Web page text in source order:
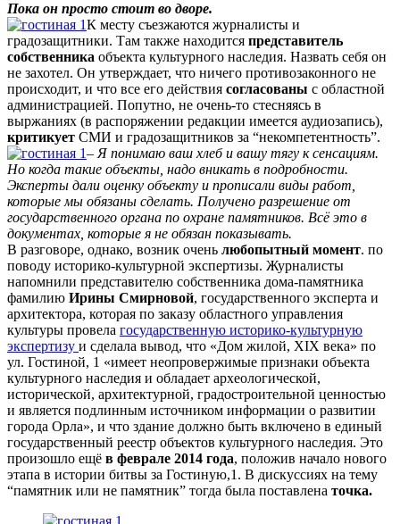
Пока он просто стоит во дворе.
К месту съезжаются журналисты и
градозащитники. Там также находится представитель
собственника объекта культурного наследия. Назвать себя он
не захотел. Он утверждает, что ничего противозаконного не
происходит, и что все его действия согласованы с областной
администрацией. Попутно, не очень-то стесняясь в
выржаниях (в распоряжении редакции имеется аудиозапись),
критикует СМИ и градозащитников за “некомпетентность”.
–Я понимаю ваш хлеб и вашу тягу к сенсациям.
Но когда такие объекты, надо вникать в подробности.
Эксперты дали оценку объекту и прописали виды работ,
которые мы обязаны сделать. Получено разрешение от
государственного органа по охране памятников. Всё это в
документах, которые я не обязан показывать.
В разговоре, однако, возник очень любопытный момент. по
поводу историко-культурной экспертизы. Журналисты
напомнили представителю собственника дома-памятника
фамилию Ирины Смирновой, государственного эксперта и
архитектора, которая по заказу областного управления
культуры провела государственную историко-культурную
экспертизу и сделала вывод, что «Дом жилой, XIX века» по
ул. Гостиной, 1 «имеет неопровержимые признаки объекта
культурного наследия и обладает археологической,
исторической, архитектурной, градостроительной ценностью
и является подлинным источником информации о развитии
города Орла», и что здание должно быть включено в единый
государственный реестр объектов культурного наследия. Это
произошло ещё в феврале 2014 года, положив начало нового
этапа в истории битвы за Гостиную,1. В дискуссиях на тему
“памятник или не памятник” тогда была поставлена точка.